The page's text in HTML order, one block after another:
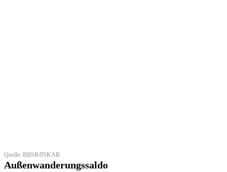
Quelle: BBSR/INKAR
Außenwanderungssaldo